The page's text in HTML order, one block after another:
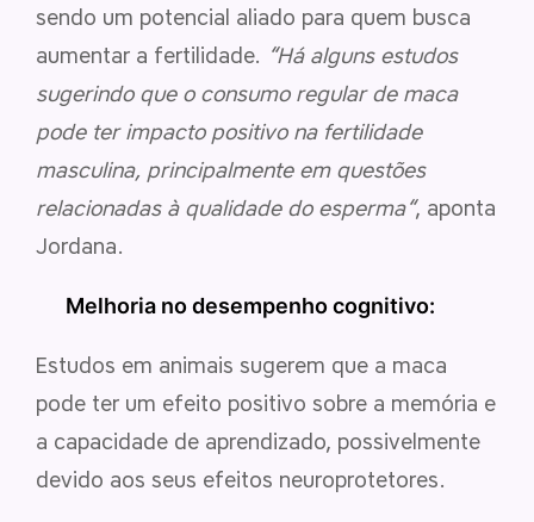
sendo um potencial aliado para quem busca
aumentar a fertilidade. “Há alguns estudos
sugerindo que o consumo regular de maca
pode ter impacto positivo na fertilidade
masculina, principalmente em questões
relacionadas à qualidade do esperma“, aponta
Jordana.
Melhoria no desempenho cognitivo:
Estudos em animais sugerem que a maca
pode ter um efeito positivo sobre a memória e
a capacidade de aprendizado, possivelmente
devido aos seus efeitos neuroprotetores.